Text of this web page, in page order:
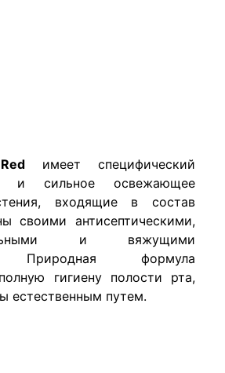
имеет специфический
и сильное освежающее
, входящиев состав
своими антисептическими,
и вяжущими
Природная формула
гигиену полости рта,
естественным путем.